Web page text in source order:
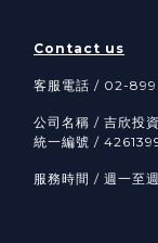
Contact us
客服電話 / 02-
公司名稱 / 吉欣投
統一編號 /
服務時間 / 週一